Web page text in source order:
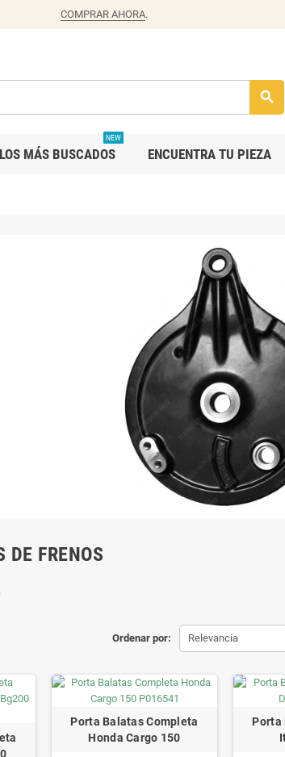
COMPRAR AHORA.
search
LOS MÁS BUSCADOS
NEW
ENCUENTRA TU PIEZA
DE FRENOS
Ordenar por: Relevancia
Porta Balatas Completa
Honda Cargo 150
Porta